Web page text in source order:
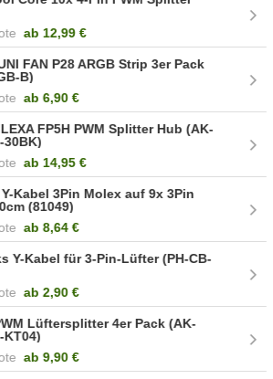
ab 12,99 €
FAN P28 ARGB Strip 3er Pack
B)
ab 6,90 €
FP5H PWM Splitter Hub (AK-
30BK)
ab 14,95 €
Kabel 3Pin Molex auf 9x 3Pin
(81049)
ab 8,64 €
Y-Kabel für 3-Pin-Lüfter (PH-CB-
ab 2,90 €
Lüftersplitter 4er Pack (AK-
KT04)
ab 9,90 €